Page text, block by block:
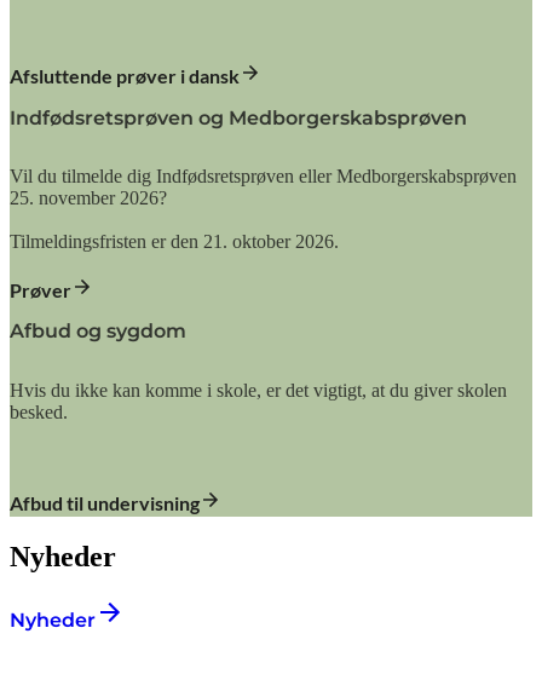
Afsluttende prøver i dansk
Indfødsretsprøven og Medborgerskabsprøven
Vil du tilmelde dig Indfødsretsprøven eller Medborgerskabsprøven
25. november 2026?
Tilmeldingsfristen er den 21. oktober 2026.
Prøver
Afbud og sygdom
Hvis du ikke kan komme i skole, er det vigtigt, at du giver skolen
besked.
Afbud til undervisning
Nyheder
Nyheder